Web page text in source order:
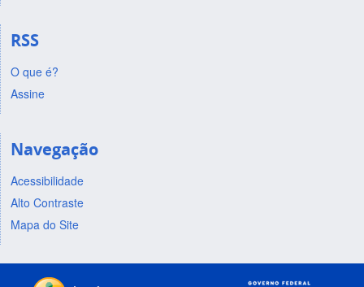
RSS
O que é?
Assine
Navegação
Acessibilidade
Alto Contraste
Mapa do Site